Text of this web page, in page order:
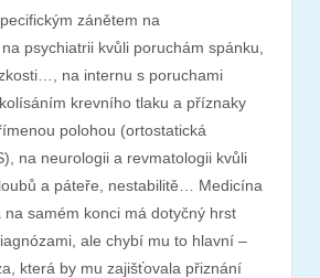
zánětem na
psychiatrii kvůli poruchám spánku,
na internu s poruchami
krevního tlaku a příznaky
polohou (ortostatická
na neurologii a revmatologii kvůli
a páteře, nestabilitě… Medicína
samém konci má dotyčný hrst
ale chybí mu to hlavní –
která by mu zajišťovala přiznání